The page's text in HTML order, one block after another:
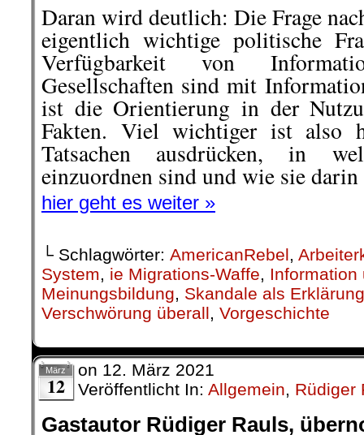
Daran wird deutlich: Die Frage
eigentlich wichtige politische
Verfügbarkeit von
Gesellschaften sind mit
ist die Orientierung in der
Fakten. Viel wichtiger ist also
Tatsachen ausdrücken, in
einzuordnen sind und wie sie
hier geht es weiter »
└ Schlagwörter: AmericanRebel,
System, ie Migrations-Waffe, Information
Meinungsbildung, Skandale als
Verschwörung überall, Vorgeschichte
März
12
on 12. März 2021
Veröffentlicht In: Allgemein, Rüdiger
Gastautor Rüdiger Rauls,